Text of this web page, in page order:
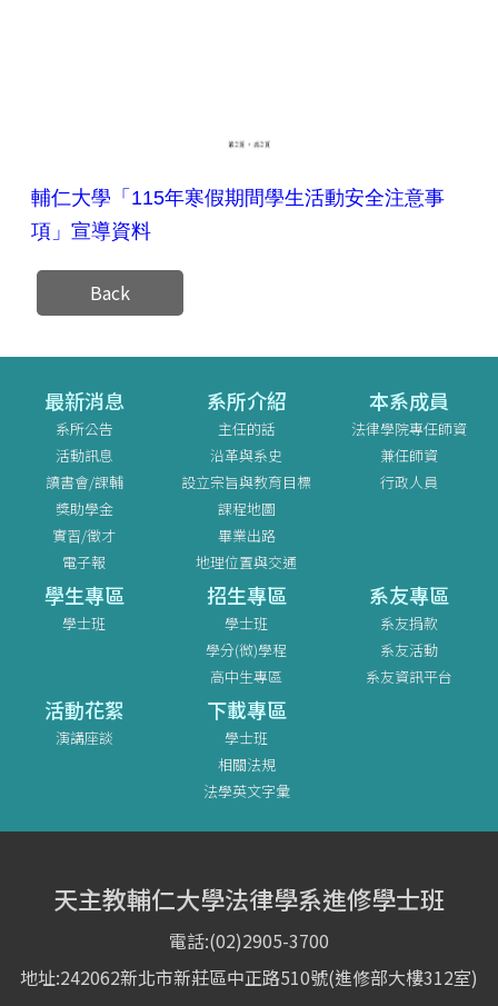
輔仁大學「115年寒假期間學生活動安全注意事
項」宣導資料
Back
最新消息
系所公告
活動訊息
讀書會/課輔
獎助學金
實習/徵才
電子報
系所介紹
主任的話
沿革與系史
設立宗旨與教育目標
課程地圖
畢業出路
地理位置與交通
本系成員
法律學院專任師資
兼任師資
行政人員
學生專區
學士班
招生專區
學士班
學分(微)學程
高中生專區
系友專區
系友捐款
系友活動
系友資訊平台
活動花絮
演講座談
下載專區
學士班
相關法規
法學英文字彙
天主教輔仁大學法律學系進修學士班
電話:(02)2905-3700
地址:242062新北市新莊區中正路510號(進修部大樓312室)